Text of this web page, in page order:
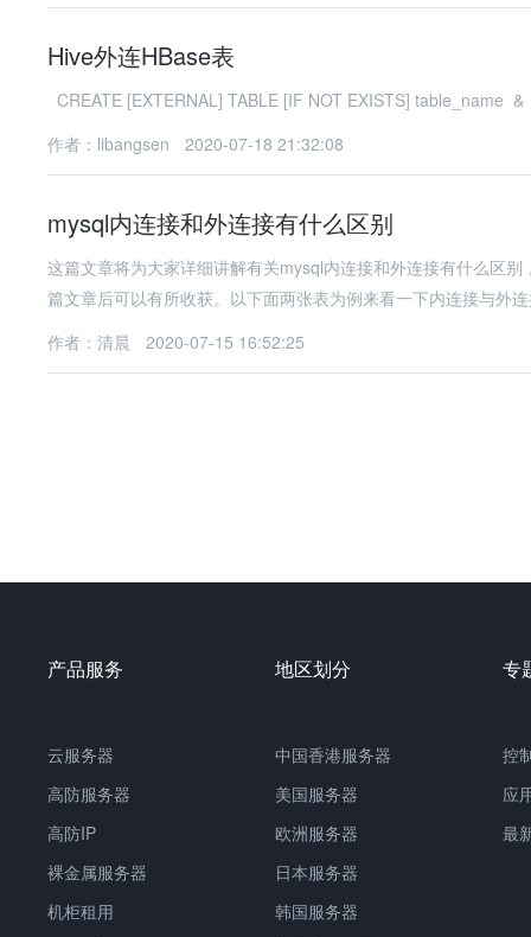
Hive外连HBase表
CREATE [EXTERNAL] TABLE [IF NOT EXISTS] table_name &
作者：libangsen
2020-07-18 21:32:08
mysql内连接和外连接有什么区别
这篇文章将为大家详细讲解有关mysql内连接和外连接有什么区
篇文章后可以有所收获。以下面两张表为例来看一下内连接与外
作者：清晨
2020-07-15 16:52:25
产品服务
云服务器
高防服务器
高防IP
裸金属服务器
机柜租用
地区划分
中国香港服务器
美国服务器
欧洲服务器
日本服务器
韩国服务器
专
控
应
最